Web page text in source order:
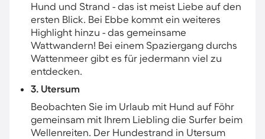
Hund und Strand - das ist meist Liebe auf den
ersten Blick.​ Bei Ebbe kommt ein weiteres
Highlight hinzu -​ das gemeinsame
Wattwandern! Bei einem Spaziergang durchs
Wattenmeer gibt es für jedermann viel zu
entdecken.
3. Utersum
Beobachten Sie im Urlaub mit Hund auf Föhr
gemeinsam mit Ihrem Liebling die Surfer beim
Wellenreiten. Der Hundestrand in Utersum